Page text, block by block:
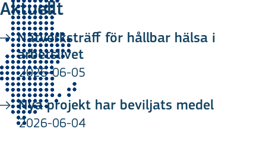
Aktuellt
Nätverksträff för hållbar hälsa i
arbetslivet
2026-06-05
Nya projekt har beviljats medel
2026-06-04